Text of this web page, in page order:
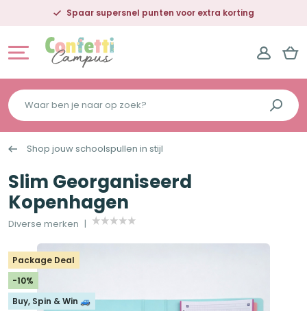
Spaar supersnel punten voor extra korting
Waar
ben
je
naar
op
zoek?
Shop jouw schoolspullen in stijl
Slim Georganiseerd
Kopenhagen
Diverse merken
Package Deal
-10%
Buy, Spin & Win 🚙